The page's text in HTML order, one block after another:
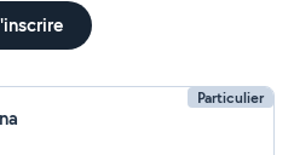
Particulier